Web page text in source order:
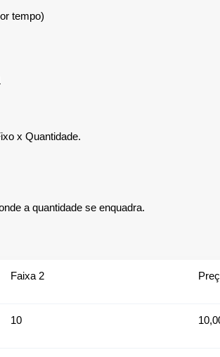
tempo)
x Quantidade.
a quantidade se enquadra.
Faixa 2
10